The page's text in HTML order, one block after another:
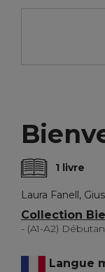
1 livre
Laura Fanell,
Collection
- (A1-A2)
Langue